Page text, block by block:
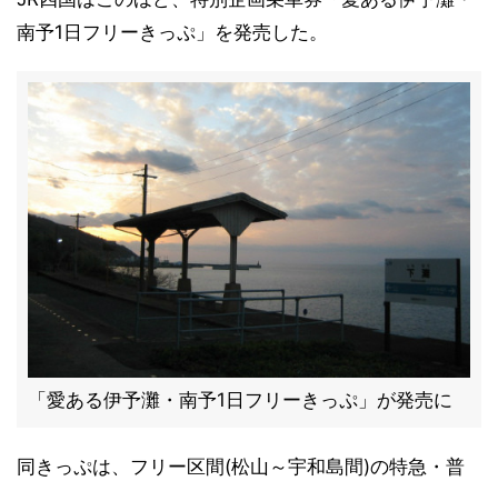
南予1日フリーきっぷ」を発売した。
「愛ある伊予灘・南予1日フリーきっぷ」が発売に
同きっぷは、フリー区間(松山～宇和島間)の特急・普